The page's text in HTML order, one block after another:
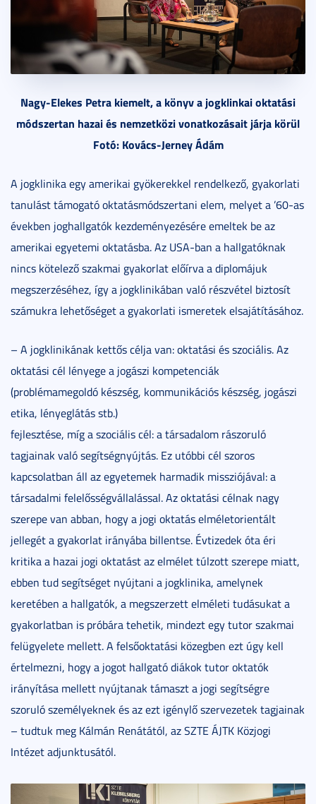
Nagy-Elekes Petra kiemelt, a könyv a jogklinkai oktatási
módszertan hazai és nemzetközi vonatkozásait járja körül
Fotó: Kovács-Jerney Ádám
A jogklinika egy amerikai gyökerekkel rendelkező, gyakorlati
tanulást támogató oktatásmódszertani elem, melyet a ’60-as
években joghallgatók kezdeményezésére emeltek be az
amerikai egyetemi oktatásba. Az USA-ban a hallgatóknak
nincs kötelező szakmai gyakorlat előírva a diplomájuk
megszerzéséhez, így a jogklinikában való részvétel biztosít
számukra lehetőséget a gyakorlati ismeretek elsajátításához.
– A jogklinikának kettős célja van: oktatási és szociális. Az
oktatási cél lényege a jogászi kompetenciák
(problémamegoldó készség, kommunikációs készség, jogászi
etika, lényeglátás stb.)
fejlesztése, míg a szociális cél: a társadalom rászoruló
tagjainak való segítségnyújtás. Ez utóbbi cél szoros
kapcsolatban áll az egyetemek harmadik missziójával: a
társadalmi felelősségvállalással. Az oktatási célnak nagy
szerepe van abban, hogy a jogi oktatás elméletorientált
jellegét a gyakorlat irányába billentse. Évtizedek óta éri
kritika a hazai jogi oktatást az elmélet túlzott szerepe miatt,
ebben tud segítséget nyújtani a jogklinika, amelynek
keretében a hallgatók, a megszerzett elméleti tudásukat a
gyakorlatban is próbára tehetik, mindezt egy tutor szakmai
felügyelete mellett. A felsőoktatási közegben ezt úgy kell
értelmezni, hogy a jogot hallgató diákok tutor oktatók
irányítása mellett nyújtanak támaszt a jogi segítségre
szoruló személyeknek és az ezt igénylő szervezetek tagjainak
– tudtuk meg Kálmán Renátától, az SZTE ÁJTK Közjogi
Intézet adjunktusától.